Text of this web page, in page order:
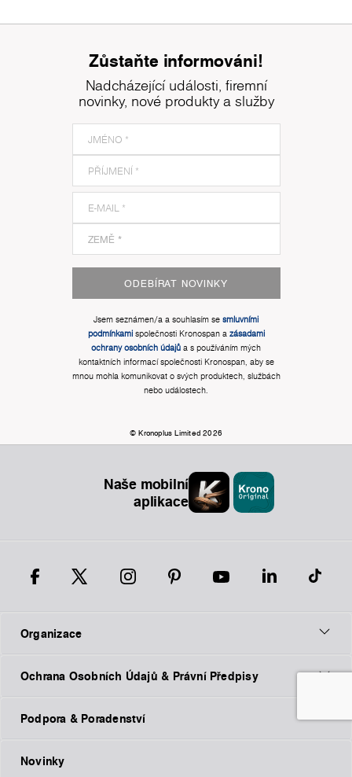
Zůstaňte informováni!
Nadcházející události, firemní
novinky, nové produkty a služby
ODEBÍRAT NOVINKY
Jsem seznámen/a a souhlasím se smluvními
podmínkamispolečnosti Kronospan a zásadami
ochrany osobních údajů a s používáním mých
kontaktních informací společnosti Kronospan, aby se
mnou mohla komunikovat o svých produktech, službách
nebo událostech.
© Kronoplus Limited 2026
Naše mobilní
aplikace
Organizace
Ochrana Osobních Údajů & Právní Předpisy
Podpora & Poradenství
Novinky